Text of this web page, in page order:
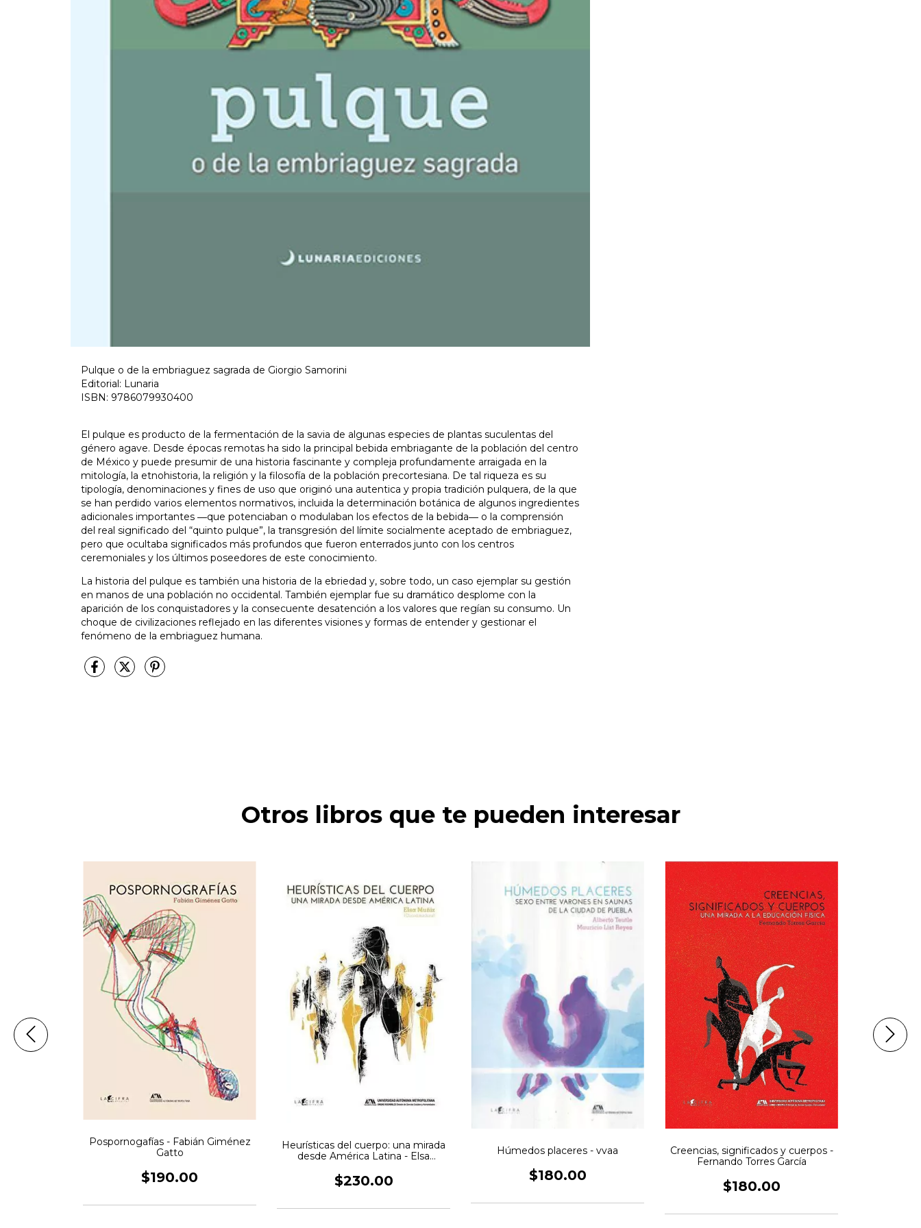
Pulque o de la embriaguez sagrada de Giorgio Samorini
Editorial: Lunaria
ISBN: 9786079930400
El pulque es producto de la fermentación de la savia de algunas especies de plantas suculentas del
género agave. Desde épocas remotas ha sido la principal bebida embriagante de la población del centro
de México y puede presumir de una historia fascinante y compleja profundamente arraigada en la
mitología, la etnohistoria, la religión y la filosofía de la población precortesiana. De tal riqueza es su
tipología, denominaciones y fines de uso que originó una autentica y propia tradición pulquera, de la que
se han perdido varios elementos normativos, incluida la determinación botánica de algunos ingredientes
adicionales importantes ―que potenciaban o modulaban los efectos de la bebida― o la comprensión
del real significado del “quinto pulque”, la transgresión del límite socialmente aceptado de embriaguez,
pero que ocultaba significados más profundos que fueron enterrados junto con los centros
ceremoniales y los últimos poseedores de este conocimiento.
La historia del pulque es también una historia de la ebriedad y, sobre todo, un caso ejemplar su gestión
en manos de una población no occidental. También ejemplar fue su dramático desplome con la
aparición de los conquistadores y la consecuente desatención a los valores que regían su consumo. Un
choque de civilizaciones reflejado en las diferentes visiones y formas de entender y gestionar el
fenómeno de la embriaguez humana.
Otros libros que te pueden interesar
Pospornogafías - Fabián Giménez
Gatto
$190.00
Heurísticas del cuerpo: una mirada
desde América Latina - Elsa
$230.00
Húmedos placeres - vvaa
$180.00
Creencias, significados y cuerpos -
Fernando Torres García
$180.00